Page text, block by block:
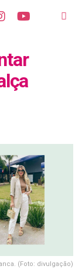
(Foto: divulgação)